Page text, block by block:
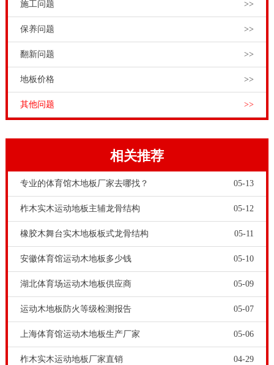
施工问题 >>
保养问题 >>
翻新问题 >>
地板价格 >>
其他问题 >>
相关推荐
专业的体育馆木地板厂家去哪找？ 05-13
柞木实木运动地板主辅龙骨结构 05-12
橡胶木舞台实木地板板式龙骨结构 05-11
安徽体育馆运动木地板多少钱 05-10
湖北体育场运动木地板供应商 05-09
运动木地板防火等级检测报告 05-07
上海体育馆运动木地板生产厂家 05-06
柞木实木运动地板厂家直销 04-29